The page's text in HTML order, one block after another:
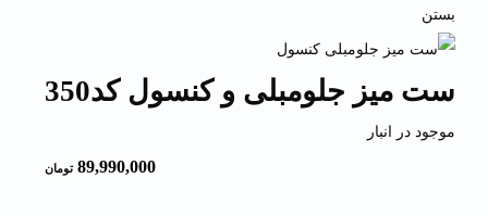
بستن
ست میز جلومبلی و کنسول کد350
موجود در انبار
89,990,000 تومان